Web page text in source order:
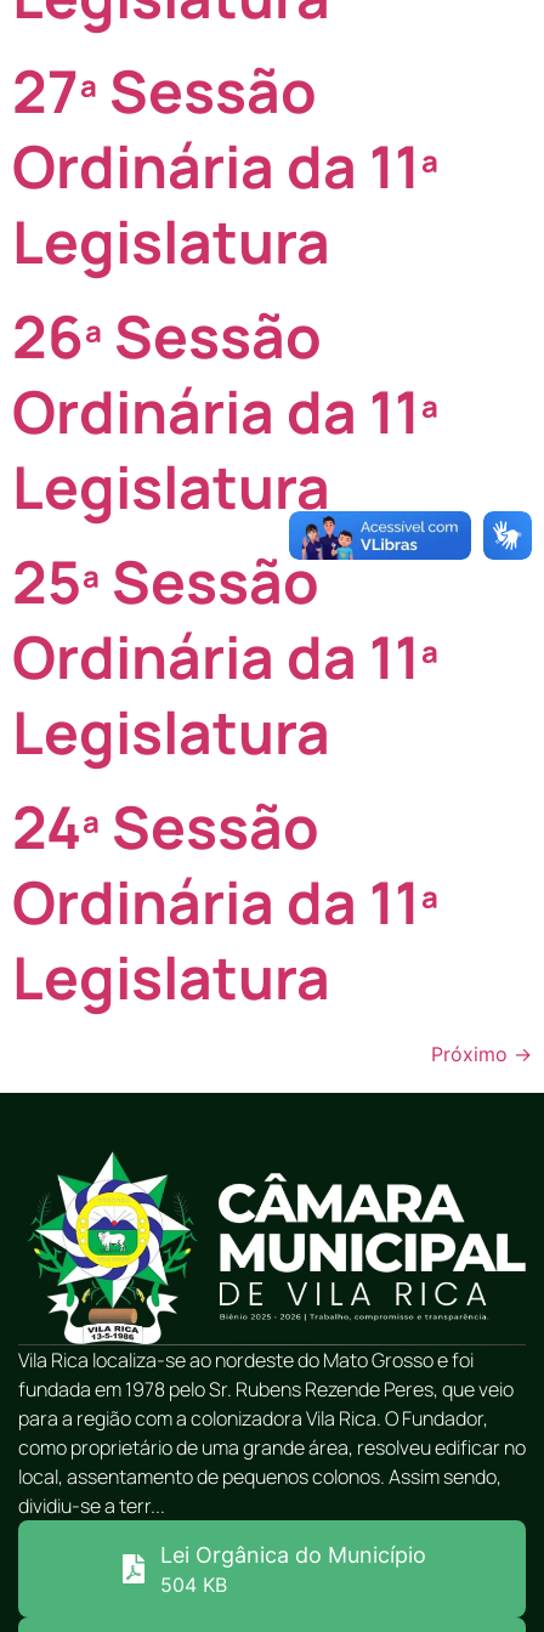
27ª Sessão
Ordinária da 11ª
Legislatura
26ª Sessão
Ordinária da 11ª
Legislatura
25ª Sessão
Ordinária da 11ª
Legislatura
24ª Sessão
Ordinária da 11ª
Legislatura
Próximo →
Vila Rica localiza-se ao nordeste do Mato Grosso e foi
fundada em 1978 pelo Sr. Rubens Rezende Peres, que veio
para a região com a colonizadora Vila Rica. O Fundador,
como proprietário de uma grande área, resolveu edificar no
local, assentamento de pequenos colonos. Assim sendo,
dividiu-se a terr...
Lei Orgânica do Município
504 KB